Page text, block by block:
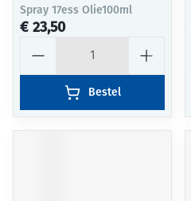
Spray 17ess Olie100ml
€ 23,50
Bestel